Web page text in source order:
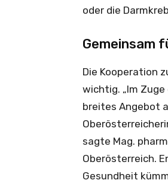
oder die
Gemeinsam
Die Kooperation
wichtig. „Im
breites Angebot
sagte Mag.
Oberösterreich.
Gesundheit